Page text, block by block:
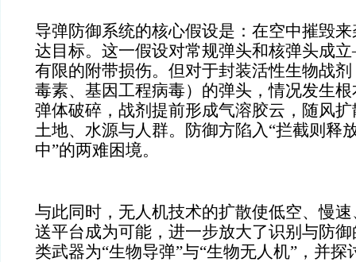
导弹防御系统的核心假设是：在空中摧毁
达目标。这一假设对常规弹头和核弹头成
有限的附带损伤。但对于封装活性生物战
毒素、基因工程病毒）的弹头，情况发生
弹体破碎，战剂提前形成气溶胶云，随风
土地、水源与人群。防御方陷入“拦截则释
中”的两难困境。
与此同时，无人机技术的扩散使低空、慢
送平台成为可能，进一步放大了识别与防
类武器为“生物导弹”与“生物无人机”，并